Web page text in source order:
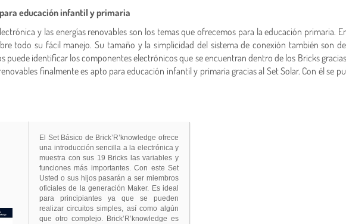
para educación infantil y primaria
y las energías renovables son los temas que ofrecemos para la educación primaria.
todo su fácil manejo. Su tamaño y la simplicidad del sistema de conexión también son
puede identificar los componentes electrónicos que se encuentran dentro de los Bricks
finalmente es apto para educación infantil y primaria gracias al Set Solar. Con él se
El Set Básico de Brick’R’knowledge ofrece
una introducción sencilla a la electrónica y
muestra con sus 19 Bricks las variables y
funciones más importantes. Con este Set
Usted o sus hijos pasarán a ser miembros
oficiales de la generación Maker. Es ideal
para principiantes ya que se pueden
realizar circuitos simples, así como algún
que otro complejo. Brick’R’knowledge es